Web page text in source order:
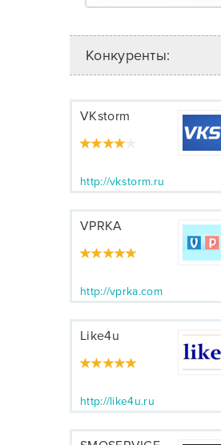
Конкуренты:
VKstorm
http://vkstorm.ru
VPRKA
http://vprka.com
Like4u
http://like4u.ru